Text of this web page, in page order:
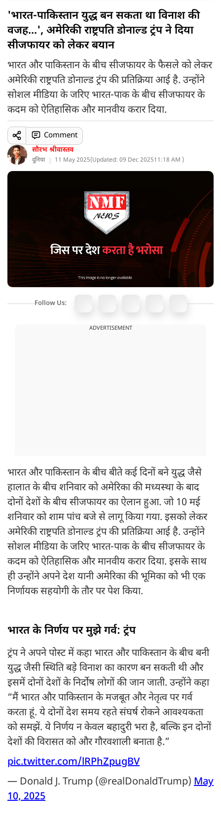
'भारत-पाकिस्तान युद्ध बन सकता था विनाश की
वजह...', अमेरिकी राष्ट्रपति डोनाल्ड ट्रंप ने दिया
सीजफायर को लेकर बयान
भारत और पाकिस्तान के बीच सीजफायर के फैसले को लेकर
अमेरिकी राष्ट्रपति डोनाल्ड ट्रंप की प्रतिक्रिया आई है. उन्होंने
सोशल मीडिया के जरिए भारत-पाक के बीच सीजफायर के
कदम को ऐतिहासिक और मानवीय करार दिया.
सौरभ श्रीवास्तव
दुनिया 11 May 2025(Updated: 09 Dec 202511:18 AM )
Comment
Follow Us:
ADVERTISEMENT
भारत और पाकिस्तान के बीच बीते कई दिनों बने युद्ध जैसे
हालात के बीच शनिवार को अमेरिका की मध्यस्था के बाद
दोनों देशों के बीच सीजफायर का ऐलान हुआ. जो 10 मई
शनिवार को शाम पांच बजे से लागू किया गया. इसको लेकर
अमेरिकी राष्ट्रपति डोनाल्ड ट्रंप की प्रतिक्रिया आई है. उन्होंने
सोशल मीडिया के जरिए भारत-पाक के बीच सीजफायर के
कदम को ऐतिहासिक और मानवीय करार दिया. इसके साथ
ही उन्होंने अपने देश यानी अमेरिका की भूमिका को भी एक
निर्णायक सहयोगी के तौर पर पेश किया.
भारत के निर्णय पर मुझे गर्व: ट्रंप
ट्रंप ने अपने पोस्ट में कहा भारत और पाकिस्तान के बीच बनी
युद्ध जैसी स्थिति बड़े विनाश का कारण बन सकती थी और
इसमें दोनों देशों के निर्दोष लोगों की जान जाती. उन्होंने कहा
“मैं भारत और पाकिस्तान के मजबूत और नेतृत्व पर गर्व
करता हूं. ये दोनों देश समय रहते संघर्ष रोकने आवश्यकता
को समझें. ये निर्णय न केवल बहादुरी भरा है, बल्कि इन दोनों
देशों की विरासत को और गौरवशाली बनाता है.”
pic.twitter.com/lRPhZpugBV
— Donald J. Trump (@realDonaldTrump) May
10, 2025